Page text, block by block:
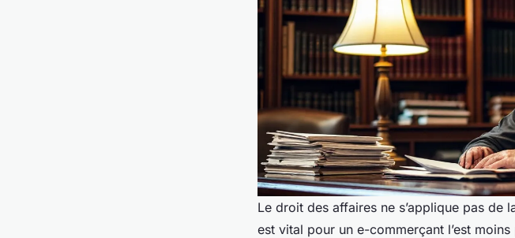
Le droit des affaires ne s’applique pas de
est vital pour un e-commerçant l’est